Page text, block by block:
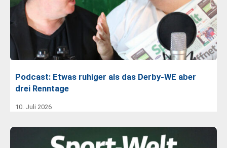
Podcast: Etwas ruhiger als das Derby-WE aber
drei Renntage
10. Juli 2026